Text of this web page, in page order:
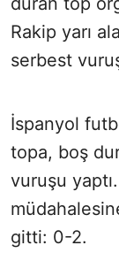
Rakip yarı
serbest
İspanyol
topa, boş
vuruşu
gitti: 0-2.